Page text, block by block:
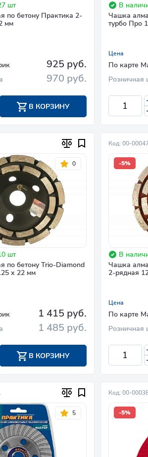
шт
по бетону Практика 2-
мм
925 руб.
970 руб.
В КОРЗИНУ
В
Чашка
турбо Про
Цена
По карте
Розничная
0
шт
по бетону Trio-Diamond
х 22 мм
1 415 руб.
1 485 руб.
В КОРЗИНУ
Код: 00-
-5%
В
Чашка
2-рядная
Цена
По карте
Розничная
5
Код: 00-
-5%